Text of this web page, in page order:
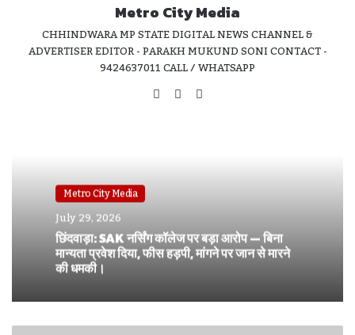
Metro City Media
CHHINDWARA MP STATE DIGITAL NEWS CHANNEL &
ADVERTISER EDITOR - PARAKH MUKUND SONI CONTACT -
9424637011 CALL / WHATSAPP
WebsiteFacebook
Metro City Media
July 29, 2026
छिंदवाड़ा: SAK नर्सिंग कॉलेज पर बड़ा आरोप — बिना
मान्यता प्रवेश दिया, फीस हड़पी, मांगने पर जान से मारने
की धमकी।